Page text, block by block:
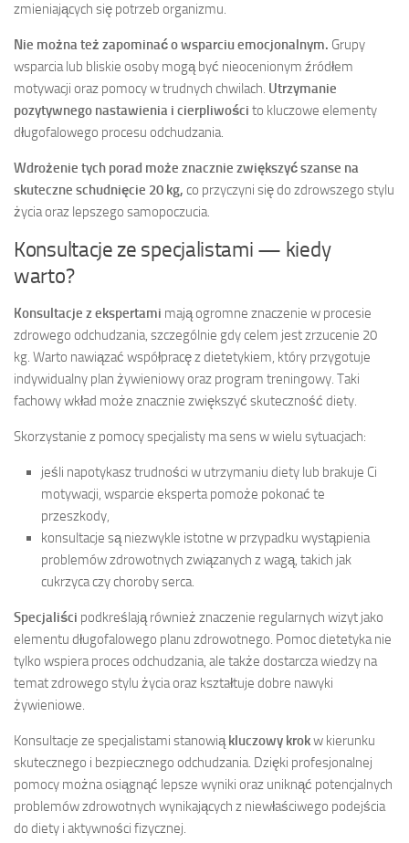
zmieniających się potrzeb organizmu.
Nie można też zapominać o wsparciu emocjonalnym. Grupy
wsparcia lub bliskie osoby mogą być nieocenionym źródłem
motywacji oraz pomocy w trudnych chwilach. Utrzymanie
pozytywnego nastawienia i cierpliwości to kluczowe elementy
długofalowego procesu odchudzania.
Wdrożenie tych porad może znacznie zwiększyć szanse na
skuteczne schudnięcie 20 kg, co przyczyni się do zdrowszego stylu
życia oraz lepszego samopoczucia.
Konsultacje ze specjalistami — kiedy
warto?
Konsultacje z ekspertami mają ogromne znaczenie w procesie
zdrowego odchudzania, szczególnie gdy celem jest zrzucenie 20
kg. Warto nawiązać współpracę z dietetykiem, który przygotuje
indywidualny plan żywieniowy oraz program treningowy. Taki
fachowy wkład może znacznie zwiększyć skuteczność diety.
Skorzystanie z pomocy specjalisty ma sens w wielu sytuacjach:
jeśli napotykasz trudności w utrzymaniu diety lub brakuje Ci
motywacji, wsparcie eksperta pomoże pokonać te
przeszkody,
konsultacje są niezwykle istotne w przypadku wystąpienia
problemów zdrowotnych związanych z wagą, takich jak
cukrzyca czy choroby serca.
Specjaliści podkreślają również znaczenie regularnych wizyt jako
elementu długofalowego planu zdrowotnego. Pomoc dietetyka nie
tylko wspiera proces odchudzania, ale także dostarcza wiedzy na
temat zdrowego stylu życia oraz kształtuje dobre nawyki
żywieniowe.
Konsultacje ze specjalistami stanowiąkluczowy krokw kierunku
skutecznego i bezpiecznego odchudzania. Dzięki profesjonalnej
pomocy można osiągnąć lepsze wyniki oraz uniknąć potencjalnych
problemów zdrowotnych wynikających z niewłaściwego podejścia
do diety i aktywności fizycznej.